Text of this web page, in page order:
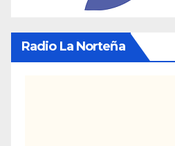
Radio La Norteña